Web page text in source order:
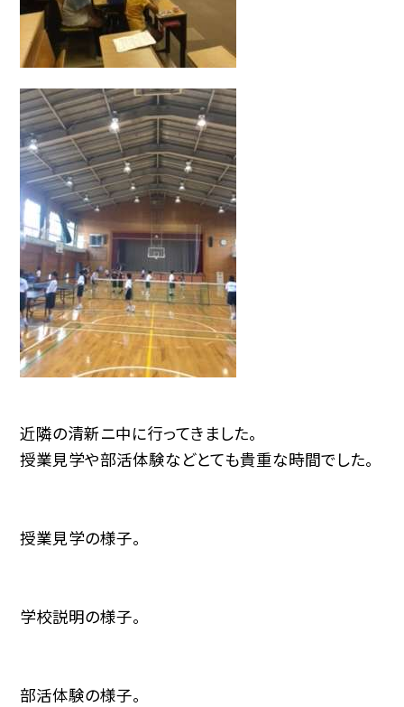
近隣の清新ニ中に行ってきました。
授業見学や部活体験などとても貴重な時間でした。
授業見学の様子。
学校説明の様子。
部活体験の様子。